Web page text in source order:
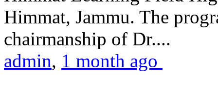
Himmat, Jammu. The
chairmanship of Dr....
admin, 1 month ago